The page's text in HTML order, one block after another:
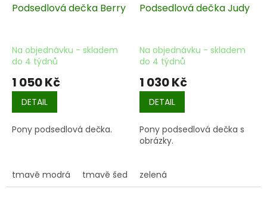
Podsedlová dečka Berry
Na objednávku - skladem
do 4 týdnů
1 050 Kč
DETAIL
Pony podsedlová dečka.
tmavě modrá tmavě šedá
Podsedlová dečka Judy
Na objednávku - skladem
do 4 týdnů
1 030 Kč
DETAIL
Pony podsedlová dečka s
obrázky.
zelená